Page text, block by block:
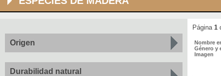
Origen
Durabilidad natural
Página 1
Nombre
Género y
Imagen